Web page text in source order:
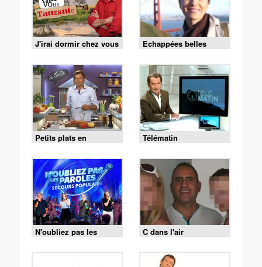
J'irai dormir chez vous Echappées belles
Petits plats en
équilibre
Télématin
N'oubliez pas les
paroles
C dans l'air